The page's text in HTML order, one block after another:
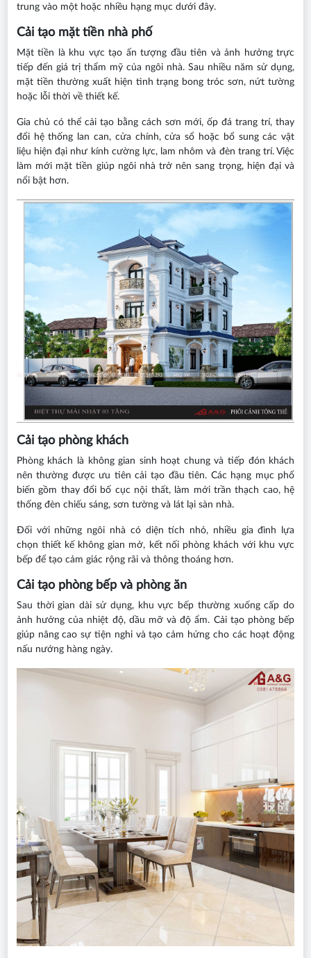
trung vào một hoặc nhiều hạng mục dưới đây.
Cải tạo mặt tiền nhà phố
Mặt tiền là khu vực tạo ấn tượng đầu tiên và ảnh hưởng trực
tiếp đến giá trị thẩm mỹ của ngôi nhà. Sau nhiều năm sử dụng,
mặt tiền thường xuất hiện tình trạng bong tróc sơn, nứt tường
hoặc lỗi thời về thiết kế.
Gia chủ có thể cải tạo bằng cách sơn mới, ốp đá trang trí, thay
đổi hệ thống lan can, cửa chính, cửa sổ hoặc bổ sung các vật
liệu hiện đại như kính cường lực, lam nhôm và đèn trang trí. Việc
làm mới mặt tiền giúp ngôi nhà trở nên sang trọng, hiện đại và
nổi bật hơn.
Cải tạo phòng khách
Phòng khách là không gian sinh hoạt chung và tiếp đón khách
nên thường được ưu tiên cải tạo đầu tiên. Các hạng mục phổ
biến gồm thay đổi bố cục nội thất, làm mới trần thạch cao, hệ
thống đèn chiếu sáng, sơn tường và lát lại sàn nhà.
Đối với những ngôi nhà có diện tích nhỏ, nhiều gia đình lựa
chọn thiết kế không gian mở, kết nối phòng khách với khu vực
bếp để tạo cảm giác rộng rãi và thông thoáng hơn.
Cải tạo phòng bếp và phòng ăn
Sau thời gian dài sử dụng, khu vực bếp thường xuống cấp do
ảnh hưởng của nhiệt độ, dầu mỡ và độ ẩm. Cải tạo phòng bếp
giúp nâng cao sự tiện nghi và tạo cảm hứng cho các hoạt động
nấu nướng hàng ngày.